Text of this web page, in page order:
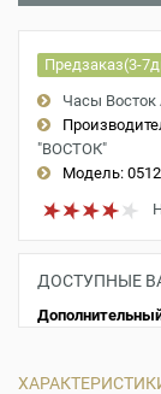
Предзаказ(3-
Часы
"ВОСТОК"
Модель:
ДОСТУПНЫЕ